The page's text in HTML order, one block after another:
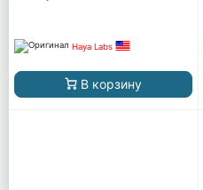
Haya Labs
В корзину